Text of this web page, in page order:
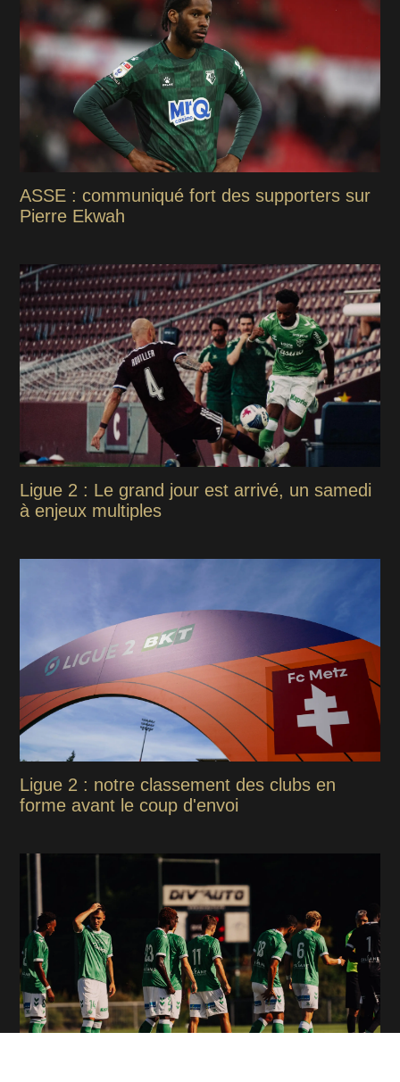
ASSE : communiqué fort des supporters sur
Pierre Ekwah
Ligue 2 : Le grand jour est arrivé, un samedi
à enjeux multiples
Ligue 2 : notre classement des clubs en
forme avant le coup d'envoi